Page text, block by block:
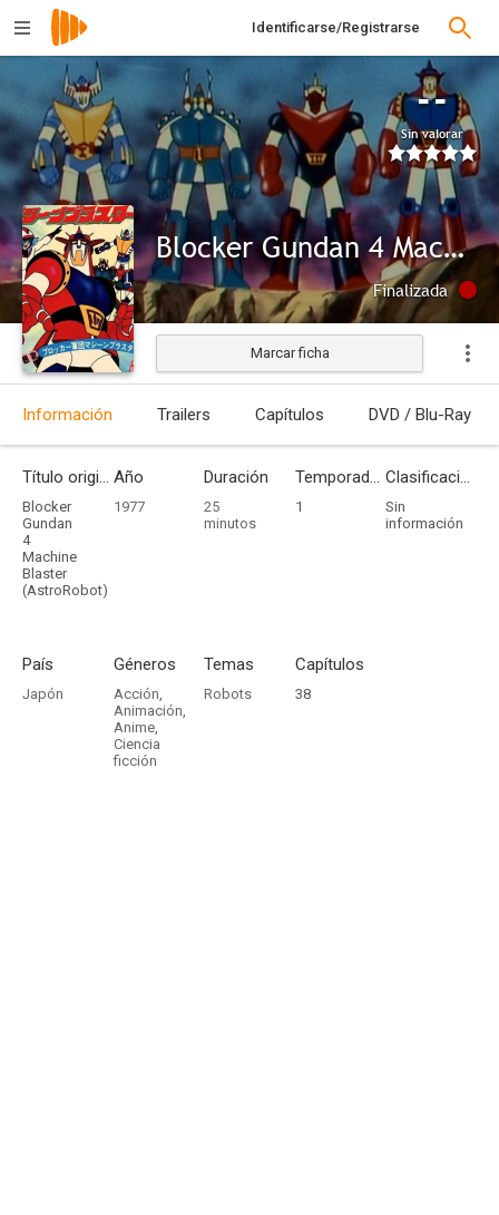
Identificarse/Registrarse
--
Sin valorar
Blocker Gundan 4 Machine Blaster
Finalizada
Marcar ficha
Información Trailers Capítulos DVD / Blu-Ray
Título original
Blocker
Gundan
4
Machine
Blaster
(AstroRobot)
Año
1977
Duración
25
minutos
Temporadas
1
Clasificación por edades
Sin
información
País
Japón
Géneros
Acción,
Animación,
Anime,
Ciencia
ficción
Temas
Robots
Capítulos
38